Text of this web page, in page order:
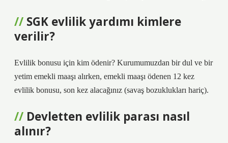
SGK evlilik yardımı kimlere
verilir?
Evlilik bonusu için kim ödenir? Kurumumuzdan bir dul ve bir
yetim emekli maaşı alırken, emekli maaşı ödenen 12 kez
evlilik bonusu, son kez alacağınız (savaş bozuklukları hariç).
Devletten evlilik parası nasıl
alınır?